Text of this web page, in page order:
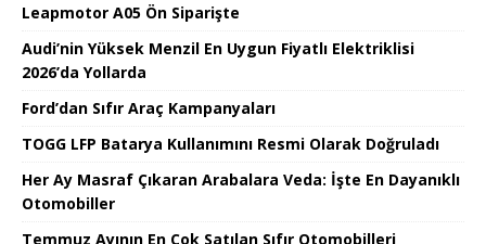
Leapmotor A05 Ön Siparişte
Audi’nin Yüksek Menzil En Uygun Fiyatlı Elektriklisi
2026’da Yollarda
Ford’dan Sıfır Araç Kampanyaları
TOGG LFP Batarya Kullanımını Resmi Olarak Doğruladı
Her Ay Masraf Çıkaran Arabalara Veda: İşte En Dayanıklı
Otomobiller
Temmuz Ayının En Çok Satılan Sıfır Otomobilleri